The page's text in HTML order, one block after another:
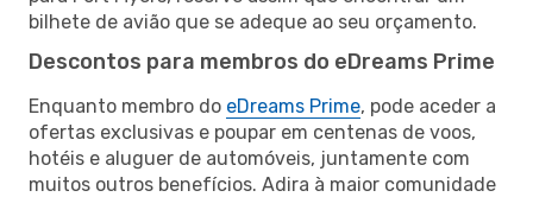
bilhete de avião que se adeque ao seu orçamento.
Descontos para membros do eDreams Prime
Enquanto membro do eDreams Prime, pode aceder a
ofertas exclusivas e poupar em centenas de voos,
hotéis e aluguer de automóveis, juntamente com
muitos outros benefícios. Adira à maior comunidade